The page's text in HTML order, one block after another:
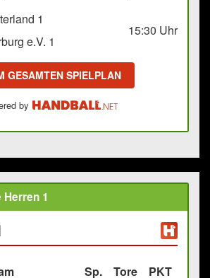
1
e.V. 1
15:30 Uhr
GESAMTEN SPIELPLAN
by
1
Sp. Tore PKT